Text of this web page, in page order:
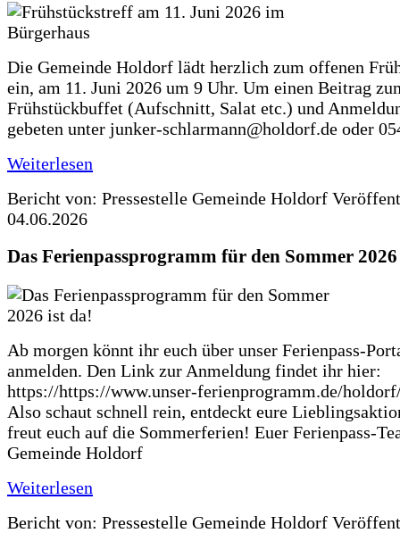
Die Gemeinde Holdorf lädt herzlich zum offenen
ein, am 11. Juni 2026 um 9 Uhr. Um einen Beitrag
Frühstückbuffet (Aufschnitt, Salat etc.) und
gebeten unter junker-schlarmann@holdorf.de oder
Weiterlesen
Bericht von: Pressestelle Gemeinde Holdorf
04.06.2026
Das Ferienpassprogramm für den Sommer
Ab morgen könnt ihr euch über unser Ferienpass-
anmelden. Den Link zur Anmeldung findet ihr hier:
https://https://www.unser-ferienprogramm.de/
Also schaut schnell rein, entdeckt eure
freut euch auf die Sommerferien! Euer Ferienpass-
Gemeinde Holdorf
Weiterlesen
Bericht von: Pressestelle Gemeinde Holdorf